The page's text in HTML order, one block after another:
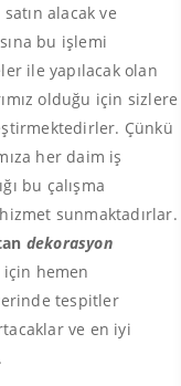
alacak ve
bu işlemi
ile yapılacak olan
olduğu için sizlere
Çünkü
her daim iş
bu çalışma
sunmaktadırlar.
dekorasyon
için hemen
tespitler
ve en iyi